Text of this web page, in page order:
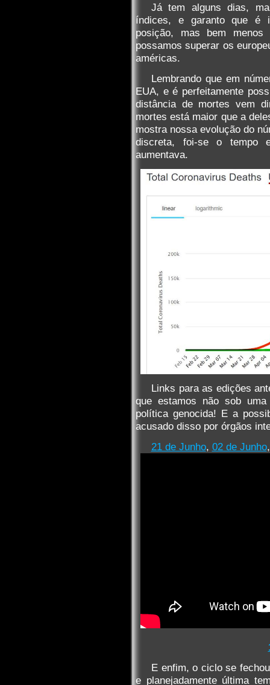
Já tem alguns dias,
índices, e garanto que é
posição, mas bem menos
possamos superar os
américas.
Lembrando que em
EUA, e é perfeitamente
distância de mortes vem
mortes está maior que a
mostra nossa evolução do
discreta, foi-se o tempo
aumentava.
Links para as edições
que estamos não sob
política genocida! E a
acusado disso por órgãos
21 de Junho, 02 de Junho
E enfim, o ciclo se
e planejadamente última